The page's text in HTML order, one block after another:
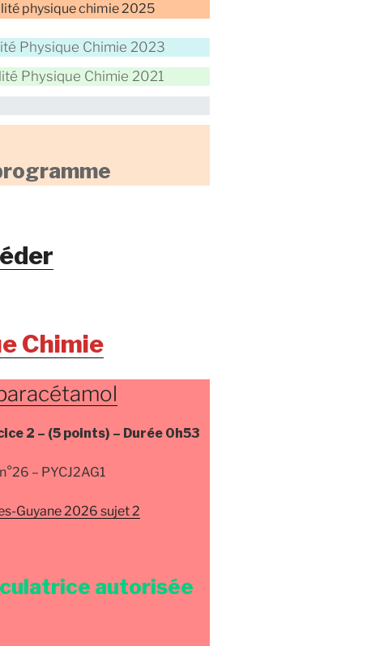
physique chimie 2025
Physique Chimie 2023
Physique Chimie 2021
Chimie
2 – (5 points) – Durée 0h53
– PYCJ2AG1
Guyane 2026 sujet 2
autorisée